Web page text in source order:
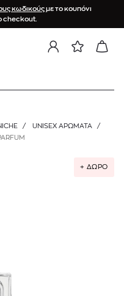
κωδικούςμε το κουπόνι
checkout.
/ UNISEX ΑΡΏΜΑΤΑ
/
+ ΔΩΡΟ